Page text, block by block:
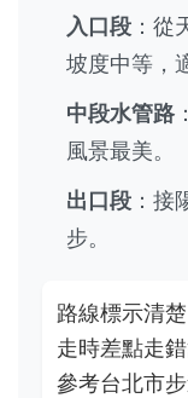
入口段 ：從
坡度中等，
中段水管路
風景最美。
出口段 ：接
步。
路線標示清
走時差點走
參考台北市